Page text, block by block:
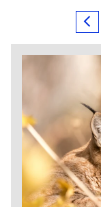
chevron_left